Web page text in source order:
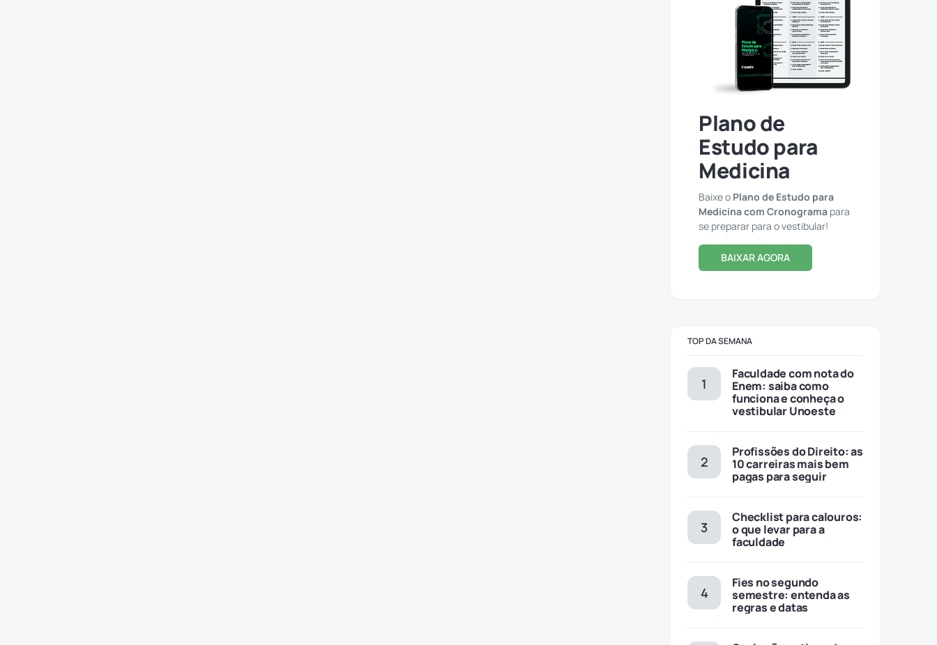
Plano de
Estudo para
Medicina
Baixe o Plano de Estudo para
Medicina com Cronograma
se preparar para o vestibular!
BAIXAR AGORA
TOP DA SEMANA
Faculdade com nota do
Enem: saiba como
funciona e conheça o
vestibular Unoeste
Profissões do Direito: as
10 carreiras mais bem
pagas para seguir
Checklist para calouros:
o que levar para a
faculdade
Fies no segundo
semestre: entenda as
regras e datas